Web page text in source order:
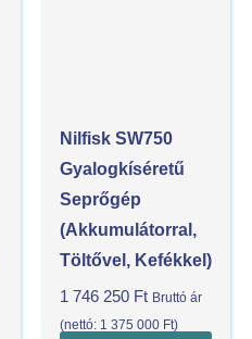
Nilfisk SW750
Gyalogkíséretű
Seprőgép
(akkumulátorral,
Töltővel, Kefékkel)
1 746 250 Ft Bruttó ár
(nettó: 1 375 000 Ft)